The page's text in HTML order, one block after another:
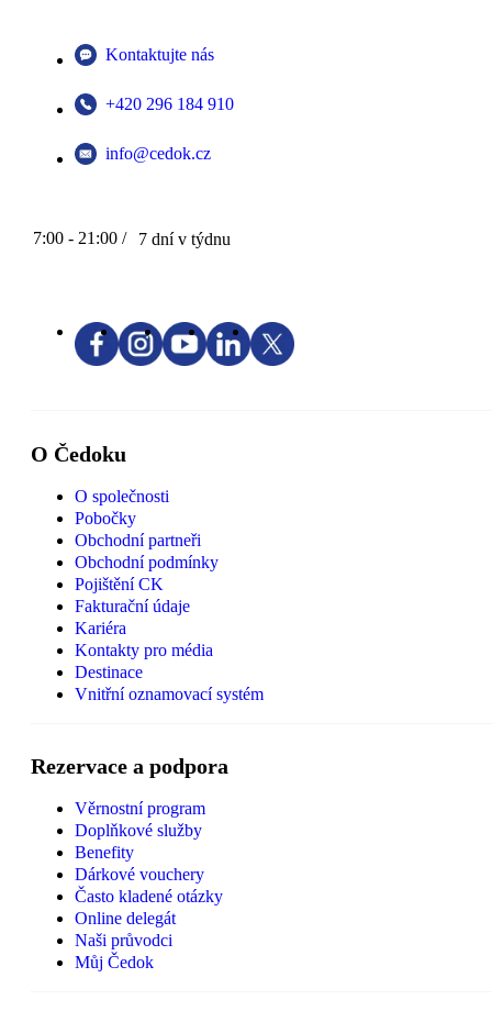
Kontaktujte nás
+420 296 184 910
info@cedok.cz
7:00 - 21:00 / 7 dní v týdnu
O Čedoku
O společnosti
Pobočky
Obchodní partneři
Obchodní podmínky
Pojištění CK
Fakturační údaje
Kariéra
Kontakty pro média
Destinace
Vnitřní oznamovací systém
Rezervace a podpora
Věrnostní program
Doplňkové služby
Benefity
Dárkové vouchery
Často kladené otázky
Online delegát
Naši průvodci
Můj Čedok